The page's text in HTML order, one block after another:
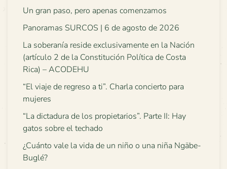
Un gran paso, pero apenas comenzamos
Panoramas SURCOS | 6 de agosto de 2026
La soberanía reside exclusivamente en la Nación
(artículo 2 de la Constitución Política de Costa
Rica) – ACODEHU
“El viaje de regreso a ti”. Charla concierto para
mujeres
“La dictadura de los propietarios”. Parte II: Hay
gatos sobre el techado
¿Cuánto vale la vida de un niño o una niña Ngäbe-
Buglé?